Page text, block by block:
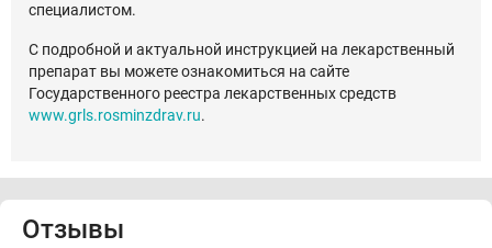
специалистом.
С подробной и актуальной инструкцией на лекарственный
препарат вы можете ознакомиться на сайте
Государственного реестра лекарственных средств
www.grls.rosminzdrav.ru.
Отзывы